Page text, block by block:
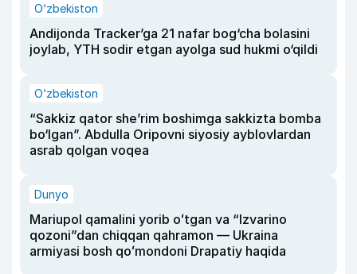
O‘zbekiston
Andijonda Tracker’ga 21 nafar bog‘cha bolasini
joylab, YTH sodir etgan ayolga sud hukmi o‘qildi
O‘zbekiston
“Sakkiz qator she’rim boshimga sakkizta bomba
bo‘lgan”. Abdulla Oripovni siyosiy ayblovlardan
asrab qolgan voqea
Dunyo
Mariupol qamalini yorib oʻtgan va “Izvarino
qozoni”dan chiqqan qahramon — Ukraina
armiyasi bosh qoʻmondoni Drapatiy haqida